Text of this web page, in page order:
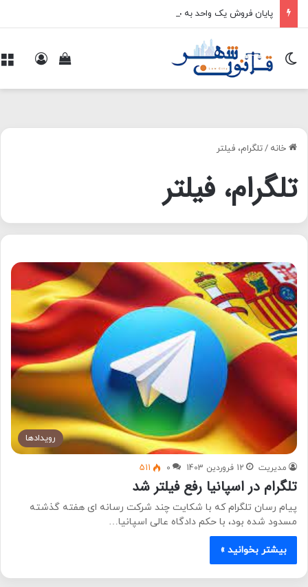
پایان فروش یک واحد به چند خریدار
مشاهده تغییر پوسته
خانه /تلگرام، فیلتر
تلگرام، فیلتر
رویدادها
مدیریت 12 فروردین 1403 0
511
تلگرام در اسپانیا رفع فیلتر شد
پیام رسان تلگرام که با شکایت چند شرکت رسانه ای هفته گذشته
مسدود شده بود، با حکم دادگاه عالی اسپانیا…
بیشتر بخوانید »